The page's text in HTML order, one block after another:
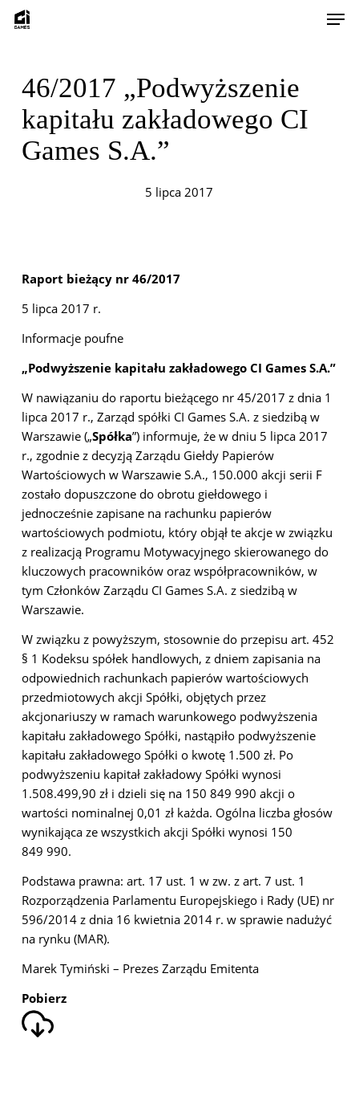
Skip
46/2017 „Podwyższenie
kapitału zakładowego CI
Games S.A.”
5 lipca 2017
Raport bieżący nr 46/2017
5 lipca 2017 r.
Informacje poufne
„Podwyższenie kapitału zakładowego CI Games S.A.”
W nawiązaniu do raportu bieżącego nr 45/2017 z dnia 1
lipca 2017 r., Zarząd spółki CI Games S.A. z siedzibą w
Warszawie („Spółka”) informuje, że w dniu 5 lipca 2017
r., zgodnie z decyzją Zarządu Giełdy Papierów
Wartościowych w Warszawie S.A., 150.000 akcji serii F
zostało dopuszczone do obrotu giełdowego i
jednocześnie zapisane na rachunku papierów
wartościowych podmiotu, który objął te akcje w związku
z realizacją Programu Motywacyjnego skierowanego do
kluczowych pracowników oraz współpracowników, w
tym Członków Zarządu CI Games S.A. z siedzibą w
Warszawie.
W związku z powyższym, stosownie do przepisu art. 452
§ 1 Kodeksu spółek handlowych, z dniem zapisania na
odpowiednich rachunkach papierów wartościowych
przedmiotowych akcji Spółki, objętych przez
akcjonariuszy w ramach warunkowego podwyższenia
kapitału zakładowego Spółki, nastąpiło podwyższenie
kapitału zakładowego Spółki o kwotę 1.500 zł. Po
podwyższeniu kapitał zakładowy Spółki wynosi
1.508.499,90 zł i dzieli się na 150 849 990 akcji o
wartości nominalnej 0,01 zł każda. Ogólna liczba głosów
wynikająca ze wszystkich akcji Spółki wynosi 150
849 990.
Podstawa prawna: art. 17 ust. 1 w zw. z art. 7 ust. 1
Rozporządzenia Parlamentu Europejskiego i Rady (UE) nr
596/2014 z dnia 16 kwietnia 2014 r. w sprawie nadużyć
na rynku (MAR).
Marek Tymiński – Prezes Zarządu Emitenta
Pobierz